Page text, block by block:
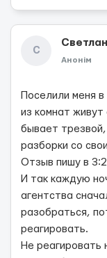
С
Анонім
Поселили меня
из комнат
бывает
разборки со
Отзыв пишу в
И так каждую
агентства
разобраться,
реагировать.
Не реагировать